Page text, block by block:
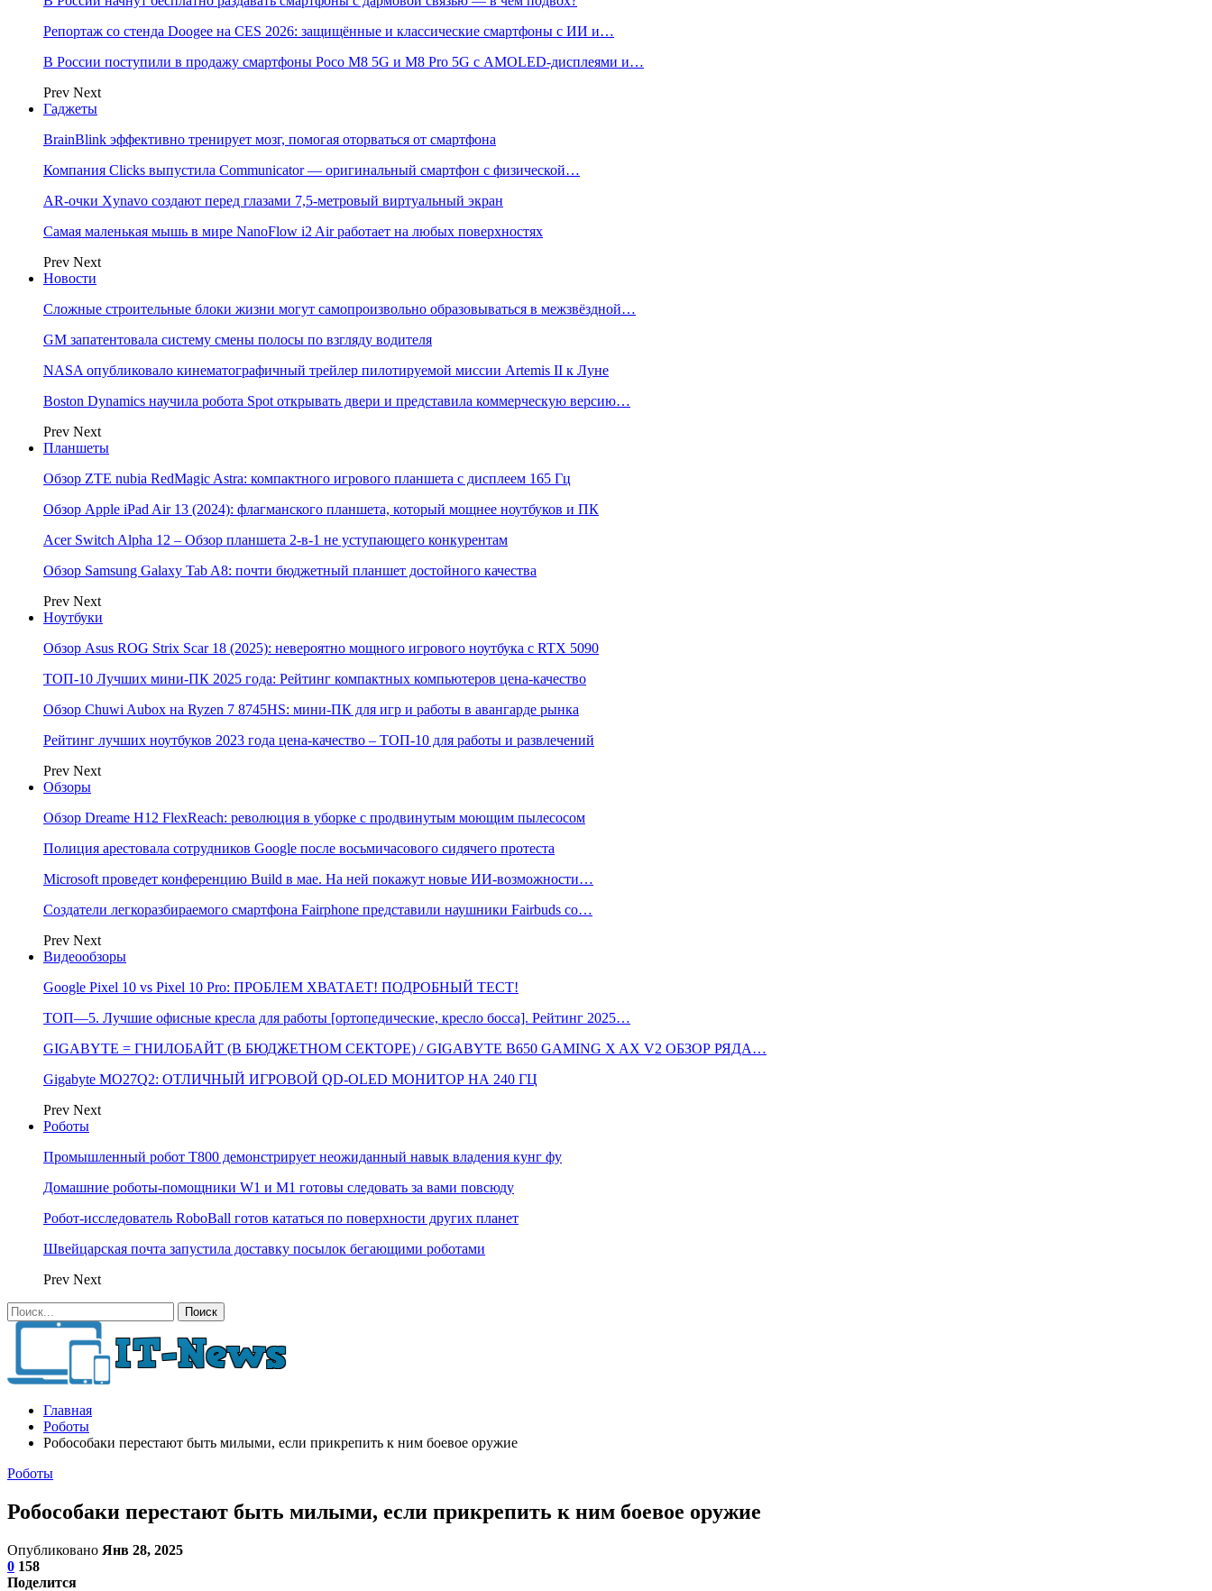
Репортаж со стенда Doogee на CES 2026: защищённые и классические смартфоны с ИИ и…
В России поступили в продажу смартфоны Poco M8 5G и M8 Pro 5G с AMOLED-дисплеями и…
Prev Next
Гаджеты
BrainBlink эффективно тренирует мозг, помогая оторваться от смартфона
Компания Clicks выпустила Communicator — оригинальный смартфон с физической…
AR-очки Xynavo создают перед глазами 7,5-метровый виртуальный экран
Самая маленькая мышь в мире NanoFlow i2 Air работает на любых поверхностях
Prev Next
Новости
Сложные строительные блоки жизни могут самопроизвольно образовываться в межзвёздной…
GM запатентовала систему смены полосы по взгляду водителя
NASA опубликовало кинематографичный трейлер пилотируемой миссии Artemis II к Луне
Boston Dynamics научила робота Spot открывать двери и представила коммерческую версию…
Prev Next
Планшеты
Обзор ZTE nubia RedMagic Astra: компактного игрового планшета с дисплеем 165 Гц
Обзор Apple iPad Air 13 (2024): флагманского планшета, который мощнее ноутбуков и ПК
Acer Switch Alpha 12 – Обзор планшета 2-в-1 не уступающего конкурентам
Обзор Samsung Galaxy Tab A8: почти бюджетный планшет достойного качества
Prev Next
Ноутбуки
Обзор Asus ROG Strix Scar 18 (2025): невероятно мощного игрового ноутбука с RTX 5090
ТОП-10 Лучших мини-ПК 2025 года: Рейтинг компактных компьютеров цена-качество
Обзор Chuwi Aubox на Ryzen 7 8745HS: мини-ПК для игр и работы в авангарде рынка
Рейтинг лучших ноутбуков 2023 года цена-качество – ТОП-10 для работы и развлечений
Prev Next
Обзоры
Обзор Dreame H12 FlexReach: революция в уборке с продвинутым моющим пылесосом
Полиция арестовала сотрудников Google после восьмичасового сидячего протеста
Microsoft проведет конференцию Build в мае. На ней покажут новые ИИ-возможности…
Создатели легкоразбираемого смартфона Fairphone представили наушники Fairbuds со…
Prev Next
Видеообзоры
Google Pixel 10 vs Pixel 10 Pro: ПРОБЛЕМ ХВАТАЕТ! ПОДРОБНЫЙ ТЕСТ!
ТОП—5. Лучшие офисные кресла для работы [ортопедические, кресло босса]. Рейтинг 2025…
GIGABYTE = ГНИЛОБАЙТ (В БЮДЖЕТНОМ СЕКТОРЕ) / GIGABYTE B650 GAMING X AX V2 ОБЗОР РЯДА…
Gigabyte MO27Q2: ОТЛИЧНЫЙ ИГРОВОЙ QD-OLED МОНИТОР НА 240 ГЦ
Prev Next
Роботы
Промышленный робот Т800 демонстрирует неожиданный навык владения кунг фу
Домашние роботы-помощники W1 и M1 готовы следовать за вами повсюду
Робот-исследователь RoboBall готов кататься по поверхности других планет
Швейцарская почта запустила доставку посылок бегающими роботами
Prev Next
Главная
Роботы
Робособаки перестают быть милыми, если прикрепить к ним боевое оружие
Роботы
Робособаки перестают быть милыми, если прикрепить к ним боевое оружие
Опубликовано Янв 28, 2025
0 158
Поделится